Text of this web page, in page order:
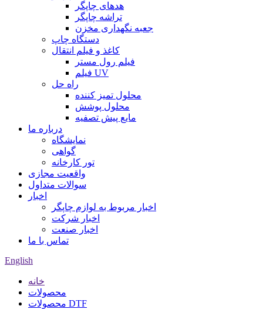
هدهای چاپگر
تراشه چاپگر
جعبه نگهداری مخزن
دستگاه چاپ
کاغذ و فیلم انتقال
فیلم رول مستر
فیلم UV
راه حل
محلول تمیز کننده
محلول پوشش
مایع پیش تصفیه
درباره ما
نمایشگاه
گواهی
تور کارخانه
واقعیت مجازی
سوالات متداول
اخبار
اخبار مربوط به لوازم چاپگر
اخبار شرکت
اخبار صنعت
تماس با ما
English
خانه
محصولات
محصولات DTF